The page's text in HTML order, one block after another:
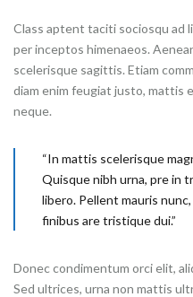
Class aptent taciti sociosqu ad
per inceptos himenaeos.
scelerisque sagittis. Etiam
diam enim feugiat justo, mattis
neque.
“In mattis scelerisque
Quisque nibh urna, pre in
libero. Pellent mauris
finibus are tristique dui.”
Donec condimentum orci elit,
Sed ultrices, urna non mattis